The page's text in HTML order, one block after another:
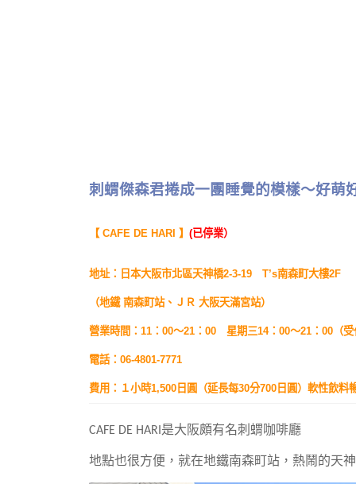
刺蝟傑森君捲成一團睡覺的模樣～好萌
【 CAFE DE HARI 】 (已停業）
地址：日本大阪市北區天神橋2-3-19 T’s南森町大樓2F
（地鐵 南森町站、ＪＲ 大阪天滿宮站）
營業時間：11：00～21：00 星期三14：00～21：00（受
電話：06-4801-7771
費用：１小時1,500日圓（延長每30分700日圓）軟性飲料
CAFE DE HARI是大阪頗有名刺蝟咖啡廳
地點也很方便，就在地鐵南森町站，熱鬧的天